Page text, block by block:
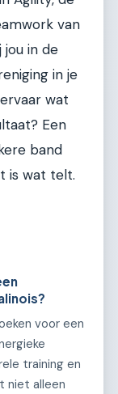
van
jou in de
in je
wat
Een
band
is wat telt.
voor een
training en
niet alleen